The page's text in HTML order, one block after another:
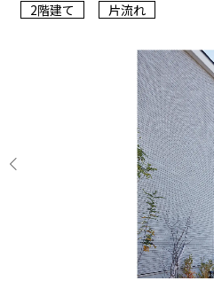
2階建て
片流れ